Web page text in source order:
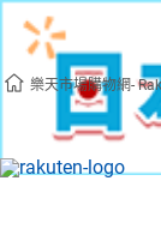
樂天市場購物網-